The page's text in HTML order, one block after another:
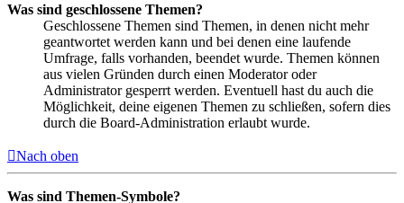
Was sind geschlossene Themen?
Geschlossene Themen sind Themen, in denen nicht mehr
geantwortet werden kann und bei denen eine laufende
Umfrage, falls vorhanden, beendet wurde. Themen können
aus vielen Gründen durch einen Moderator oder
Administrator gesperrt werden. Eventuell hast du auch die
Möglichkeit, deine eigenen Themen zu schließen, sofern dies
durch die Board-Administration erlaubt wurde.
Nach oben
Was sind Themen-Symbole?